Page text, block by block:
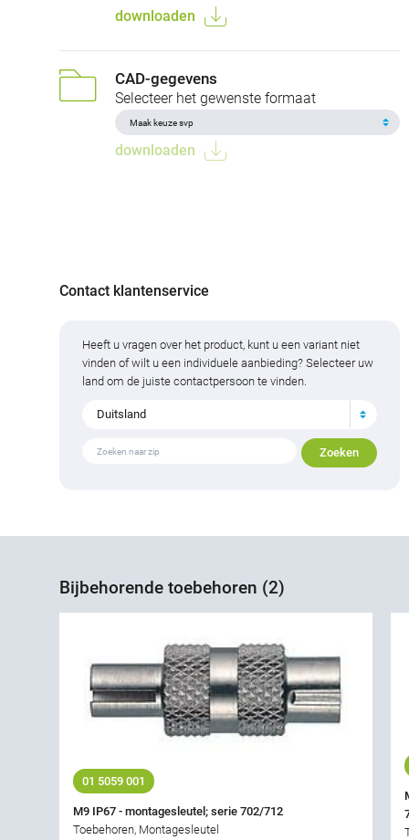
downloaden
CAD-gegevens
Selecteer het gewenste formaat
downloaden
Contact klantenservice
Heeft u vragen over het product, kunt u een variant niet
vinden of wilt u een individuele aanbieding? Selecteer uw
land om de juiste contactpersoon te vinden.
Duitsland
Bijbehorende toebehoren (2)
01 5059 001
M9 IP67 - montagesleutel; serie 702/712
Toebehoren, Montagesleutel